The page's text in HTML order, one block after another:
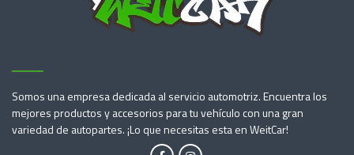
Somos una empresa dedicada al servicio automotriz. Encuentra los
mejores productos y accesorios para tu vehículo con una gran
variedad de autopartes. ¡Lo que necesitas esta en WeitCar!